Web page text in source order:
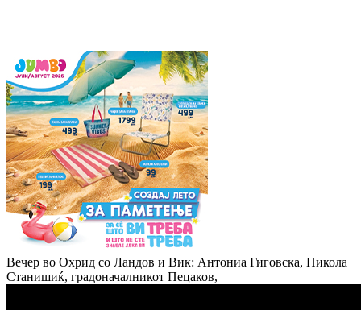
Вечер во Охрид со Ландов и Вик: Антониа Гиговска, Никола
Станишиќ, градоначалникот Пецаков,